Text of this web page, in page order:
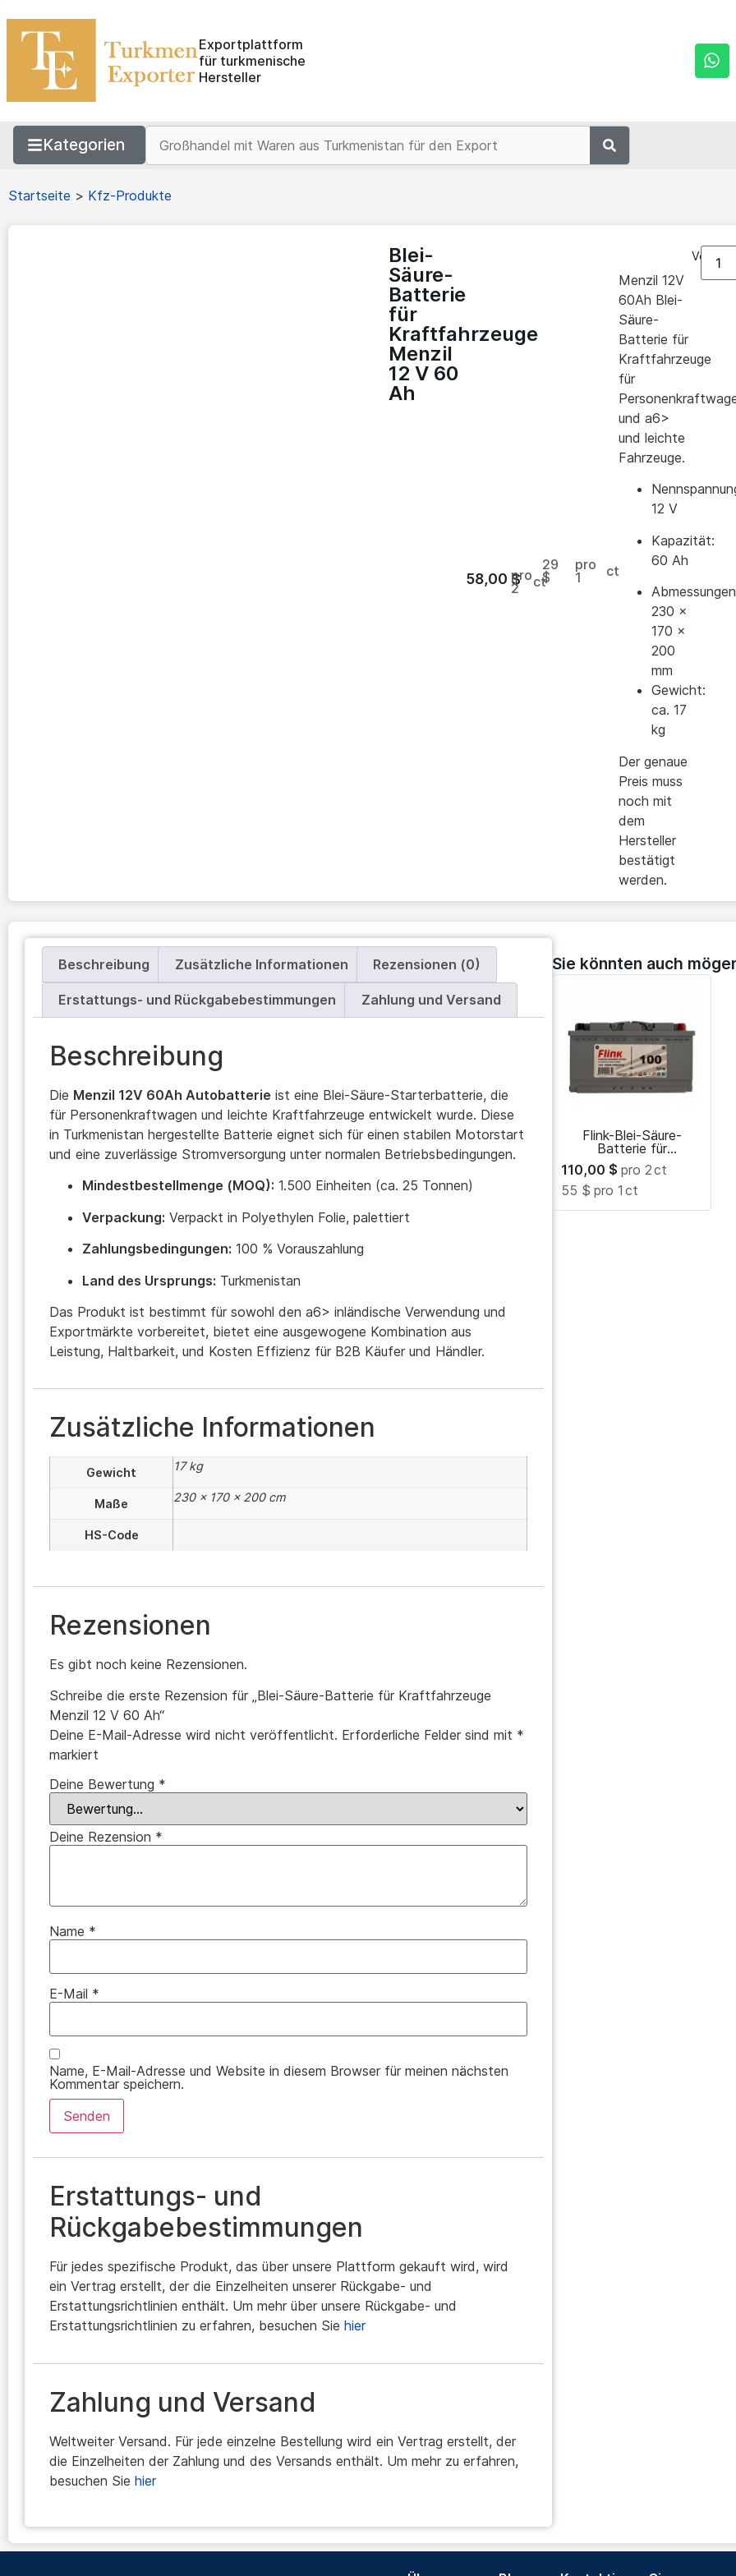
Exportplattform
für turkmenische
Hersteller
Kategorien
Startseite > Kfz-Produkte
Blei-
Säure-
Batterie
für
Kraftfahrzeuge
Menzil
12 V 60
Ah
58,00 $
pro
2
ct
29
$
pro
1
ct
Menzil 12V
60Ah Blei-
Säure-
Batterie für
Kraftfahrzeuge
für
und a6>
und leichte
Fahrzeuge.
12 V
Kapazität:
60 Ah
230 ×
170 ×
200
mm
Gewicht:
ca. 17
kg
Der genaue
Preis muss
noch mit
dem
Hersteller
bestätigt
werden.
Vorrätig
Beschreibung Zusätzliche Informationen Rezensionen (0)
Erstattungs- und Rückgabebestimmungen Zahlung und Versand
Beschreibung
Die Menzil 12V 60Ah Autobatterie ist eine Blei-Säure-Starterbatterie, die
für Personenkraftwagen und leichte Kraftfahrzeuge entwickelt wurde. Diese
in Turkmenistan hergestellte Batterie eignet sich für einen stabilen Motorstart
und eine zuverlässige Stromversorgung unter normalen Betriebsbedingungen.
Mindestbestellmenge (MOQ): 1.500 Einheiten (ca. 25 Tonnen)
Verpackung: Verpackt in Polyethylen Folie, palettiert
Zahlungsbedingungen: 100 % Vorauszahlung
Land des Ursprungs: Turkmenistan
Das Produkt ist bestimmt für sowohl den a6> inländische Verwendung und
Exportmärkte vorbereitet, bietet eine ausgewogene Kombination aus
Leistung, Haltbarkeit, und Kosten Effizienz für B2B Käufer und Händler.
Zusätzliche Informationen
Gewicht 17 kg
Maße 230 × 170 × 200 cm
HS-Code
Rezensionen
Es gibt noch keine Rezensionen.
Schreibe die erste Rezension für „Blei-Säure-Batterie für Kraftfahrzeuge
Menzil 12 V 60 Ah“
Deine E-Mail-Adresse wird nicht veröffentlicht. Erforderliche Felder sind mit *
markiert
Deine Bewertung *
Deine Rezension *
Name *
E-Mail *
Name, E-Mail-Adresse und Website in diesem Browser für meinen nächsten
Kommentar speichern.
Erstattungs- und
Rückgabebestimmungen
Für jedes spezifische Produkt, das über unsere Plattform gekauft wird, wird
ein Vertrag erstellt, der die Einzelheiten unserer Rückgabe- und
Erstattungsrichtlinien enthält. Um mehr über unsere Rückgabe- und
Erstattungsrichtlinien zu erfahren, besuchen Sie hier
Zahlung und Versand
Weltweiter Versand. Für jede einzelne Bestellung wird ein Vertrag erstellt, der
die Einzelheiten der Zahlung und des Versands enthält. Um mehr zu erfahren,
besuchen Sie hier
Sie könnten auch
Flink-Blei-Säure-
Batterie für
Kraftfahrzeuge, 12 V,
110 Ah
110,00 $ pro 2ct
55 $ pro 1 ct